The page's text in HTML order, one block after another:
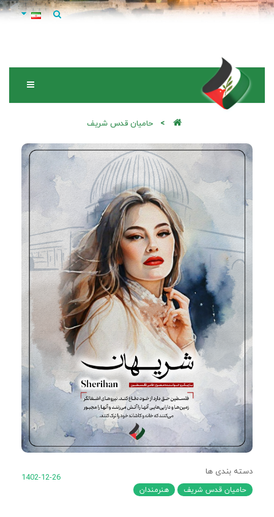
حامیان قدس شریف
1402-12-26 دسته بندی ها
حامیان قدس شریف هنرمندان